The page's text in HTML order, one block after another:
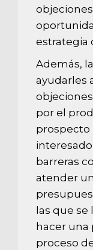
estrategia
Además,
ayudarles
por el
prospecto
barreras
atender
las que se
hacer una
proceso